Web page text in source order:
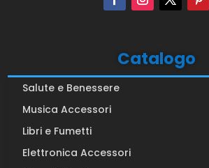
Catalogo
Salute e Benessere
Musica Accessori
Libri e Fumetti
Elettronica Accessori